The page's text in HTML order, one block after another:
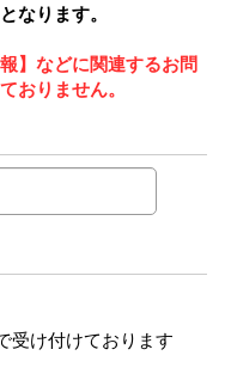
なります。
】などに関連するお問
おりません。
受け付けております